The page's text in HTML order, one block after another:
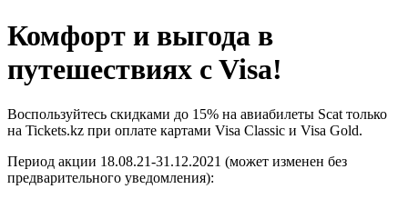
Комфорт и выгода в
путешествиях c Visa!
Воспользуйтесь скидками до 15% на авиабилеты Scat только
на Tickets.kz при оплате картами Visa Classic и Visa Gold.
Период акции 18.08.21-31.12.2021 (может изменен без
предварительного уведомления):